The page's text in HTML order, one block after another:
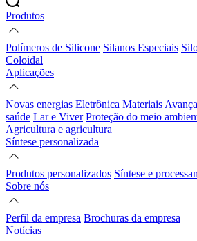
Produtos
Polímeros de Silicone Silanos Especiais
Coloidal
Aplicações
Novas energias Eletrônica Materiais
saúde Lar e Viver Proteção do meio
Agricultura e agricultura
Síntese personalizada
Produtos personalizados Síntese e
Sobre nós
Perfil da empresa Brochuras da empresa
Notícias